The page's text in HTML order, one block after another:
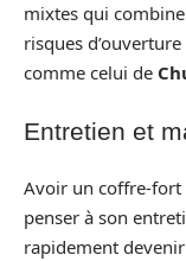
mixtes qui
risques
comme celui de
Entretien et
Avoir un coffre-
penser à son
rapidement